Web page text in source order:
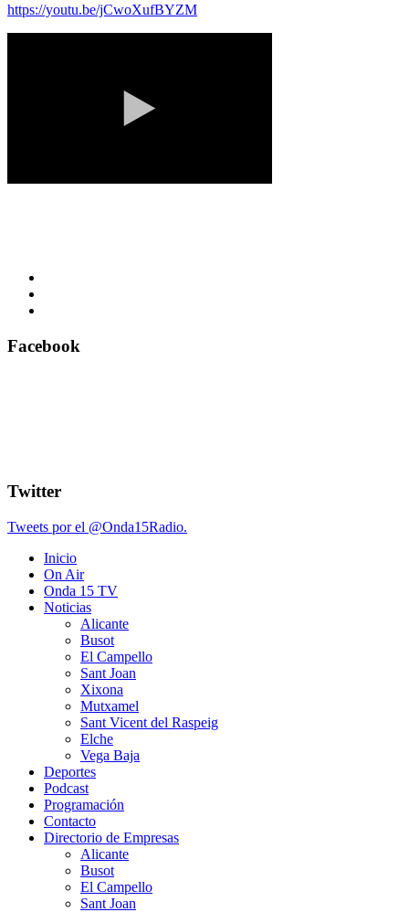
https://youtu.be/jCwoXufBYZM
Facebook
Twitter
Tweets por el @Onda15Radio.
Inicio
On Air
Onda 15 TV
Noticias
Alicante
Busot
El Campello
Sant Joan
Xixona
Mutxamel
Sant Vicent del Raspeig
Elche
Vega Baja
Deportes
Podcast
Programación
Contacto
Directorio de Empresas
Alicante
Busot
El Campello
Sant Joan